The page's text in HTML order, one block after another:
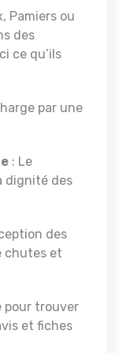
Pamiers ou
des
ce qu’ils
par une
: Le
dignité des
des
chutes et
pour trouver
et fiches